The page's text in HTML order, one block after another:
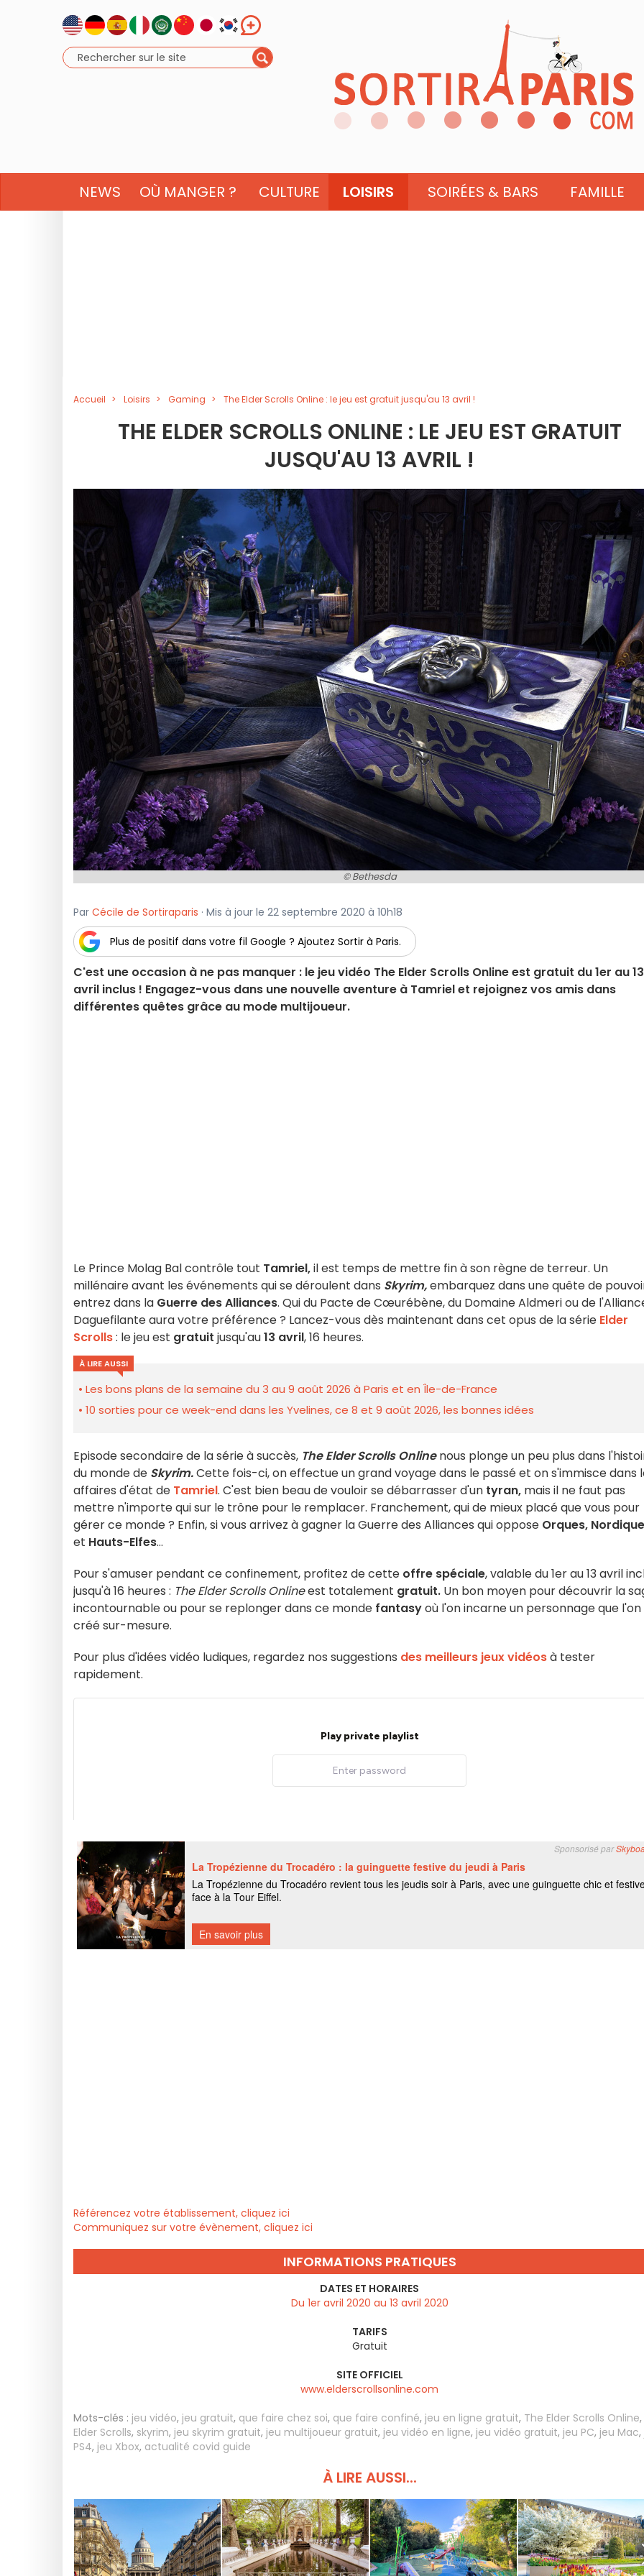
NEWS OÙ MANGER ? CULTURE LOISIRS SOIRÉES & BARS FAMILLE
Accueil Loisirs Gaming The Elder Scrolls Online : le jeu est gratuit jusqu'au 13 avril !
THE ELDER SCROLLS ONLINE : LE JEU EST GRATUIT
JUSQU'AU 13 AVRIL !
© Bethesda
Par Cécile de Sortiraparis · Mis à jour le 22 septembre 2020 à 10h18
Plus de positif dans votre fil Google ? Ajoutez Sortir à Paris.
C'est une occasion à ne pas manquer : le jeu vidéo The Elder Scrolls Online est gratuit du 1er au 13
avril inclus ! Engagez-vous dans une nouvelle aventure à Tamriel et rejoignez vos amis dans
différentes quêtes grâce au mode multijoueur.
Le Prince Molag Bal contrôle tout Tamriel,il est temps de mettre fin à son règne de terreur. Un
millénaire avant les événements qui se déroulent dans Skyrim,embarquez dans une quête de
entrez dans la Guerre des Alliances. Qui du Pacte de Cœurébène, du Domaine Aldmeri ou de
Daguefilante aura votre préférence ? Lancez-vous dès maintenant dans cet opus de la série Elder
Scrolls: le jeu est gratuit jusqu'au13 avril, 16 heures.
À LIRE AUSSI
Les bons plans de la semaine du 3 au 9 août 2026 à Paris et en Île-de-France
10 sorties pour ce week-end dans les Yvelines, ce 8 et 9 août 2026, les bonnes idées
Episode secondaire de la série à succès, The Elder Scrolls Online nous plonge un peu plus dans
du monde de Skyrim.Cette fois-ci, on effectue un grand voyage dans le passé et on s'immisce dans
affaires d'état de Tamriel. C'est bien beau de vouloir se débarrasser d'un tyran, mais il ne faut pas
mettre n'importe qui sur le trône pour le remplacer. Franchement, qui de mieux placé que vous pour
gérer ce monde ? Enfin, si vous arrivez à gagner la Guerre des Alliances qui oppose Orques,
et Hauts-Elfes...
Pour s'amuser pendant ce confinement, profitez de cette offre spéciale, valable du 1er au 13 avril
jusqu'à 16 heures : The Elder Scrolls Onlineest totalement gratuit. Un bon moyen pour découvrir la
incontournable ou pour se replonger dans ce monde fantasyoù l'on incarne un personnage que l'on
créé sur-mesure.
Pour plus d'idées vidéo ludiques, regardez nos suggestions des meilleurs jeux vidéosà tester
rapidement.
Référencez votre établissement, cliquez ici
Communiquez sur votre évènement, cliquez ici
INFORMATIONS PRATIQUES
DATES ET HORAIRES
Du 1er avril 2020 au 13 avril 2020
TARIFS
Gratuit
SITE OFFICIEL
www.elderscrollsonline.com
Mots-clés : jeu vidéo, jeu gratuit, que faire chez soi, que faire confiné, jeu en ligne gratuit, The Elder Scrolls Online,
Elder Scrolls, skyrim, jeu skyrim gratuit, jeu multijoueur gratuit, jeu vidéo en ligne, jeu vidéo gratuit, jeu PC, jeu Mac,
PS4, jeu Xbox, actualité covid guide
À LIRE AUSSI...